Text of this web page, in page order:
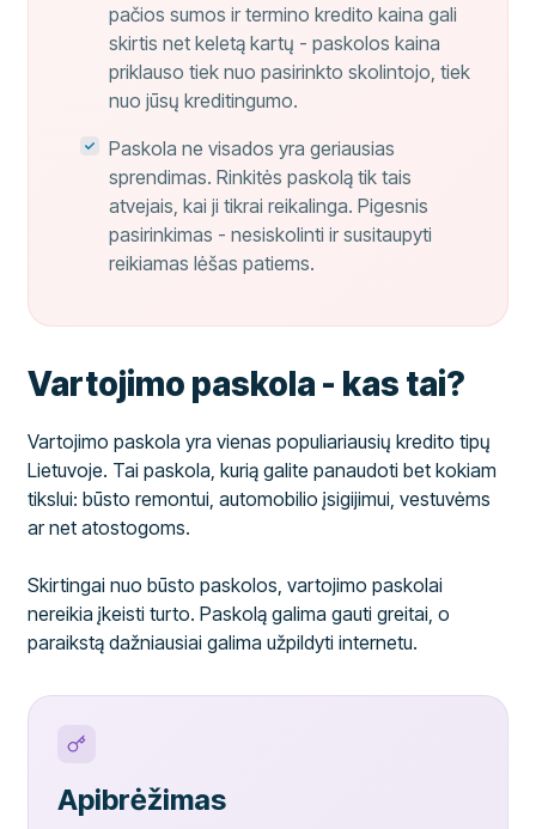
pačios sumos ir termino kredito kaina gali
skirtis net keletą kartų - paskolos kaina
priklauso tiek nuo pasirinkto skolintojo, tiek
nuo jūsų kreditingumo.
Paskola ne visados yra geriausias
sprendimas. Rinkitės paskolą tik tais
atvejais, kai ji tikrai reikalinga. Pigesnis
pasirinkimas - nesiskolinti ir susitaupyti
reikiamas lėšas patiems.
Vartojimo paskola - kas tai?
Vartojimo paskola yra vienas populiariausių kredito tipų
Lietuvoje. Tai paskola, kurią galite panaudoti bet kokiam
tikslui: būsto remontui, automobilio įsigijimui, vestuvėms
ar net atostogoms.
Skirtingai nuo būsto paskolos, vartojimo paskolai
nereikia įkeisti turto. Paskolą galima gauti greitai, o
paraikstą dažniausiai galima užpildyti internetu.
Apibrėžimas